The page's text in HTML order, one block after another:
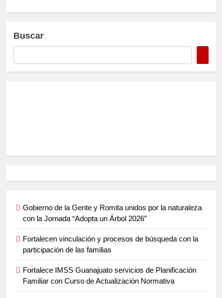
Buscar
Gobierno de la Gente y Romita unidos por la naturaleza
con la Jornada “Adopta un Árbol 2026”
Fortalecen vinculación y procesos de búsqueda con la
participación de las familias
Fortalece IMSS Guanajuato servicios de Planificación
Familiar con Curso de Actualización Normativa